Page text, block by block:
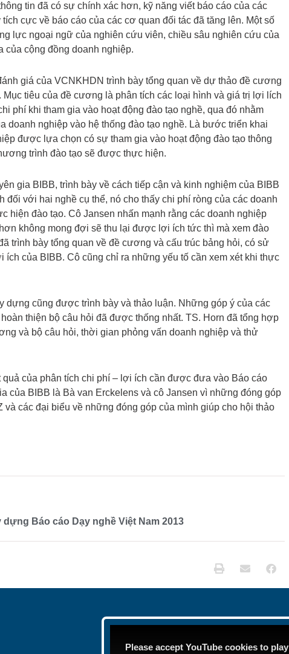
tin đã có sự chính xác hơn, kỹ năng viết báo cáo của các
cực về báo cáo của các cơ quan đối tác đã tăng lên. Một số
lực ngoại ngữ của nghiên cứu viên, chiều sâu nghiên cứu của
của cộng đồng doanh nghiệp.
giá của VCNKHDN trình bày tổng quan về dự thảo đề cương
tiêu của đề cương là phân tích các loại hình và giá trị lợi lích
phí khi tham gia vào hoạt động đào tạo nghề, qua đó nhằm
doanh nghiệp vào hệ thống đào tạo nghề. Là bước triển khai
được lựa chọn có sự tham gia vào hoạt động đào tạo thông
trình đào tạo sẽ được thực hiện.
gia BIBB, trình bày về cách tiếp cận và kinh nghiệm của BIBB
với hai nghề cụ thể, nó cho thấy chi phí ròng của các doanh
hiện đào tạo. Cô Jansen nhấn mạnh rằng các doanh nghiệp
không mong đợi sẽ thu lại được lợi ích tức thì mà xem đào
trình bày tổng quan về đề cương và cấu trúc bảng hỏi, có sử
của BIBB. Cô cũng chỉ ra những yếu tố cần xem xét khi thực
dựng cũng được trình bày và thảo luận. Những góp ý của các
thiện bộ câu hỏi đã được thống nhất. TS. Horn đã tổng hợp
và bộ câu hỏi, thời gian phỏng vấn doanh nghiệp và thử
của phân tích chi phí – lợi ích cần được đưa vào Báo cáo
của BIBB là Bà van Erckelens và cô Jansen vì những đóng góp
các đại biểu về những đóng góp của mình giúp cho hội thảo
Báo cáo Dạy nghề Việt Nam 2013
Please accept YouTube cookies to play